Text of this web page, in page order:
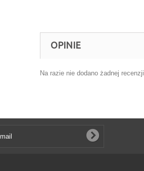
OPINIE
Na razie nie dodano żadnej recenzji.